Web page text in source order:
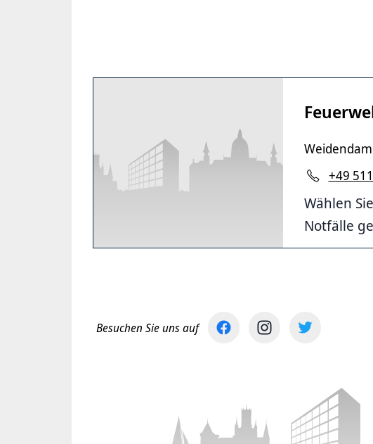
+49
Wählen
Notfälle
Besuchen Sie uns auf